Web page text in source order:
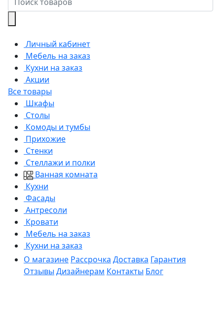
Личный кабинет
Мебель на заказ
Кухни на заказ
Акции
Все товары
Шкафы
Столы
Комоды и тумбы
Прихожие
Стенки
Стеллажи и полки
Ванная комната
Кухни
Фасады
Антресоли
Кровати
Мебель на заказ
Кухни на заказ
О магазине Рассрочка Доставка Гарантия
Отзывы Дизайнерам Контакты Блог